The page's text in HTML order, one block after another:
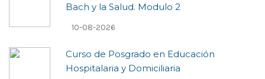
Bach y la Salud. Modulo 2
10-08-2026
Curso de Posgrado en Educación
Hospitalaria y Domiciliaria